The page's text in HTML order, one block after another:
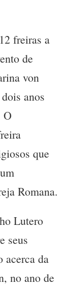
freiras a
de
von
anos
O
que
Romana.
Lutero
seus
acerca da
no ano de